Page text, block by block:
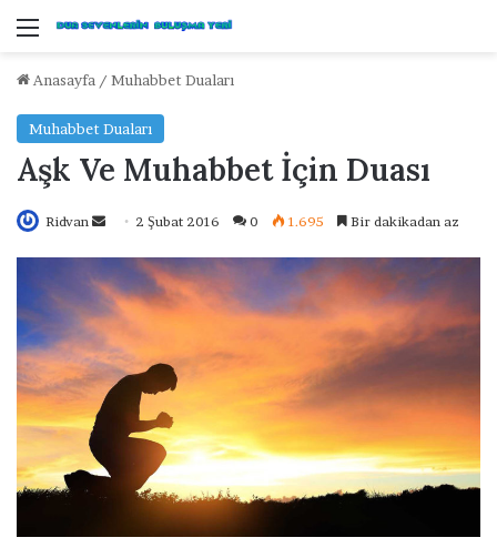
Menü
Anasayfa / Muhabbet Duaları
Muhabbet Duaları
Aşk Ve Muhabbet İçin Duası
Ridvan
r
e
p
o
n
2 Şubat 2016 0 1.695 Bir dakikadan az